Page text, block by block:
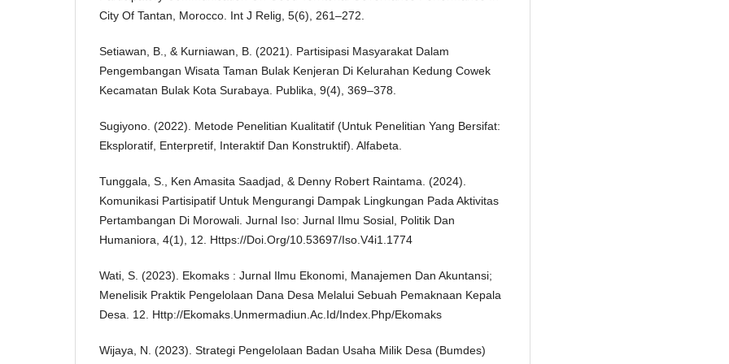
City Of Tantan, Morocco. Int J Relig, 5(6), 261–272.
Setiawan, B., & Kurniawan, B. (2021). Partisipasi Masyarakat Dalam
Pengembangan Wisata Taman Bulak Kenjeran Di Kelurahan Kedung Cowek
Kecamatan Bulak Kota Surabaya. Publika, 9(4), 369–378.
Sugiyono. (2022). Metode Penelitian Kualitatif (Untuk Penelitian Yang Bersifat:
Eksploratif, Enterpretif, Interaktif Dan Konstruktif). Alfabeta.
Tunggala, S., Ken Amasita Saadjad, & Denny Robert Raintama. (2024).
Komunikasi Partisipatif Untuk Mengurangi Dampak Lingkungan Pada Aktivitas
Pertambangan Di Morowali. Jurnal Iso: Jurnal Ilmu Sosial, Politik Dan
Humaniora, 4(1), 12. Https://Doi.Org/10.53697/Iso.V4i1.1774
Wati, S. (2023). Ekomaks : Jurnal Ilmu Ekonomi, Manajemen Dan Akuntansi;
Menelisik Praktik Pengelolaan Dana Desa Melalui Sebuah Pemaknaan Kepala
Desa. 12. Http://Ekomaks.Unmermadiun.Ac.Id/Index.Php/Ekomaks
Wijaya, N. (2023). Strategi Pengelolaan Badan Usaha Milik Desa (Bumdes)